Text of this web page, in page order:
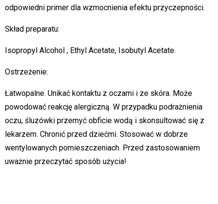
odpowiedni primer dla wzmocnienia efektu przyczepności.
Skład preparatu:
Isopropyl Alcohol , Ethyl Acetate, Isobutyl Acetate.
Ostrzeżenie:
Łatwopalne. Unikać kontaktu z oczami i ze skóra. Może
powodować reakcję alergiczną. W przypadku podrażnienia
oczu, śluzówki przemyć obficie wodą i skonsultować się z
lekarzem. Chronić przed dziećmi. Stosować w dobrze
wentylowanych pomieszczeniach. Przed zastosowaniem
uważnie przeczytać sposób użycia!